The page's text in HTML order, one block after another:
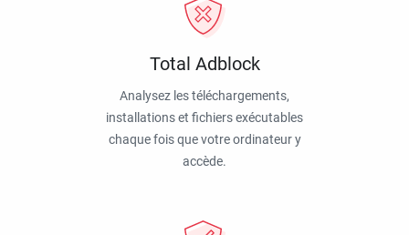
Total Adblock
Analysez les téléchargements,
installations et fichiers exécutables
chaque fois que votre ordinateur y
accède.